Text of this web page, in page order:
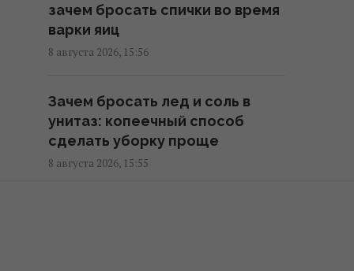
Известный украинский певец
попал в ДТП в Киеве и показал
Супруги купили старый дом в
деревне и вложили в ремонт 2,5
зачем бросать спички во время
варки яиц
8 августа 2026, 15:56
Зачем бросать лед и соль в
унитаз: копеечный способ
сделать уборку проще
8 августа 2026, 15:55